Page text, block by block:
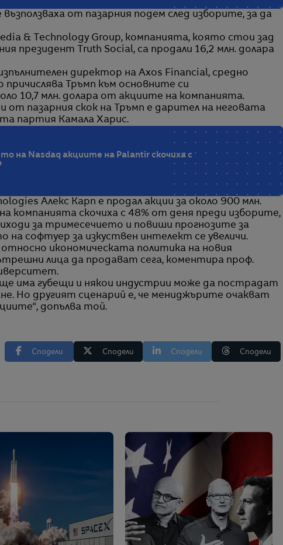
от пазарния подем след изборите, за да
& Technology Group, компанията, която стои зад
президент Truth Social, са продали 16,2 млн. долара
директор на Axos Financial, средно
причислява Тръмп към основните си
10,7 млн. долара от акциите на компанията.
от пазарния скок на Тръмп е дарител на неговата
партия Камала Харис.
на Nasdaq акциите на Palantir скочиха с
Алекс Карп е продал акции за около 900 млн.
компанията скочиха с 48% от деня преди изборите,
за тримесечието и повиши прогнозите за
софтуер за изкуствен интелект се увеличи.
икономическата политика на новия
лица да продават сега, коментира проф.
има губещи и някои индустрии може да пострадат
Но другият сценарий е, че мениджърите очакват
допълва той.
Сподели Сподели Сподели Сподели